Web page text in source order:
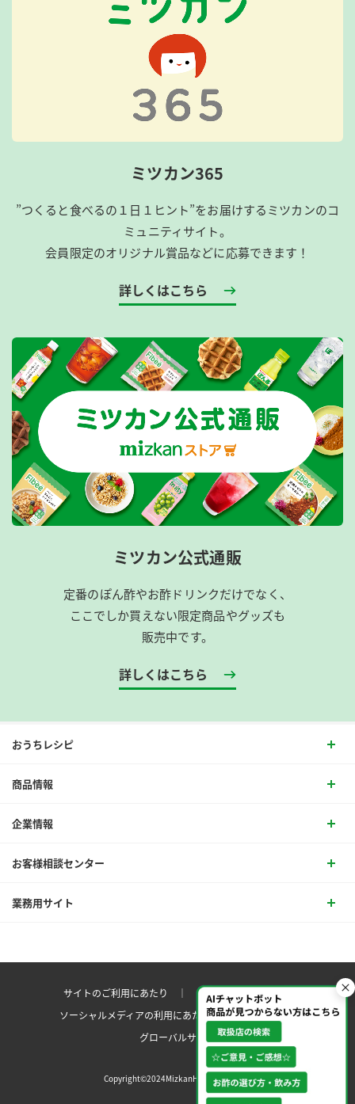
ミツカン365
”つくると食べるの１日１ヒント”をお届けするミツカンのコ
ミュニティサイト。
会員限定のオリジナル賞品などに応募できます！
詳しくはこちら
ミツカン公式通販
定番のぽん酢やお酢ドリンクだけでなく、
ここでしか買えない限定商品やグッズも
販売中です。
詳しくはこちら
おうちレシピ
商品情報
企業情報
お客様相談センター
業務用サイト
サイトのご利用にあたり ｜プライバシーポリシー
ソーシャルメディアの利用にあたりサイトマップ ｜
グローバルサイト
Copyright©2024MizkanHoldingsCo.Ltd.